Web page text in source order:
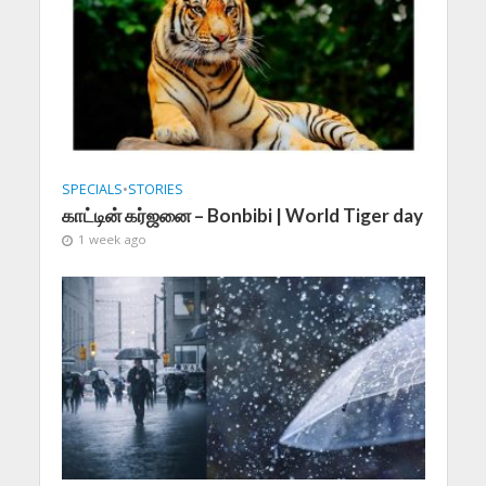
SPECIALS•STORIES
காட்டின் கர்ஜனை – Bonbibi | World Tiger day
1 week ago